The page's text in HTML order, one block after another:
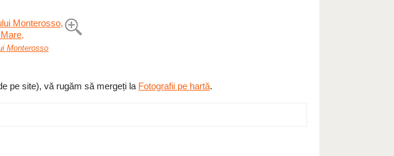
Monterosso
pe site), vă rugăm să mergeți la Fotografii pe hartă.